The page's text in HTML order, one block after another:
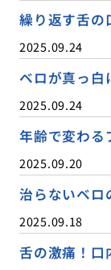
繰り返す舌の
2025.09.24
ベロが真っ白
2025.09.24
年齢で変わる
2025.09.20
治らないベロ
2025.09.18
舌の激痛！口